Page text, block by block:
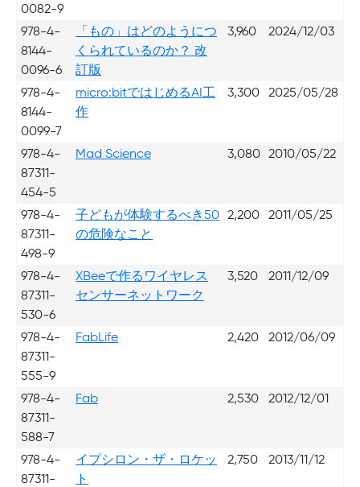
0082-9
978-4-
8144-
0096-6
「もの」はどのようにつ
くられているのか？ 改
訂版
3,960 2024/12/03
978-4-
8144-
0099-7
micro:bitではじめるAI工
作
3,300 2025/05/28
978-4-
87311-
454-5
Mad Science 3,080 2010/05/22
978-4-
87311-
498-9
子どもが体験するべき50
の危険なこと
2,200 2011/05/25
978-4-
87311-
530-6
XBeeで作るワイヤレス
センサーネットワーク
3,520 2011/12/09
978-4-
87311-
555-9
FabLife 2,420 2012/06/09
978-4-
87311-
588-7
Fab 2,530 2012/12/01
978-4-
87311-
イプシロン・ザ・ロケッ
ト
2,750 2013/11/12